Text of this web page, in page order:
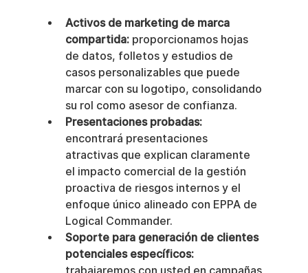
Activos de marketing de marca
compartida: proporcionamos hojas
de datos, folletos y estudios de
casos personalizables que puede
marcar con su logotipo, consolidando
su rol como asesor de confianza.
Presentaciones probadas:
encontrará presentaciones
atractivas que explican claramente
el impacto comercial de la gestión
proactiva de riesgos internos y el
enfoque único alineado con EPPA de
Logical Commander.
Soporte para generación de clientes
potenciales específicos:
trabajaremos con usted en campañas